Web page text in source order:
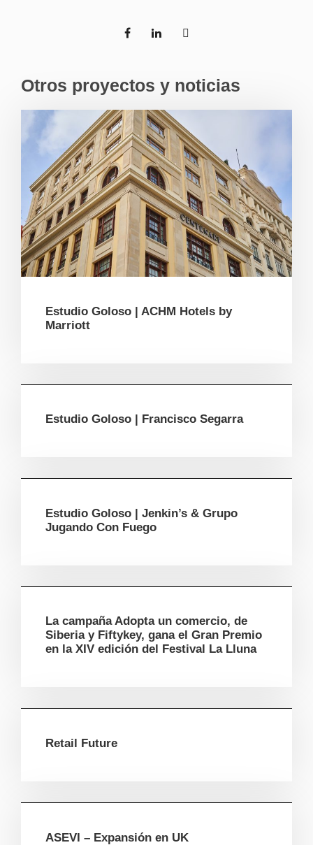
Otros proyectos y noticias
Estudio Goloso | ACHM Hotels by
Marriott
Estudio Goloso | Francisco Segarra
Estudio Goloso | Jenkin’s & Grupo
Jugando Con Fuego
La campaña Adopta un comercio, de
Siberia y Fiftykey, gana el Gran Premio
en la XIV edición del Festival La Lluna
Retail Future
ASEVI – Expansión en UK